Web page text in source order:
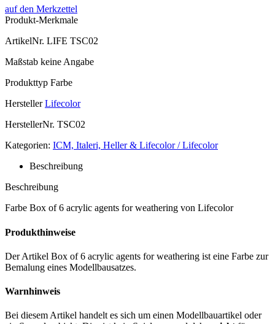
auf den Merkzettel
Produkt-Merkmale
ArtikelNr. LIFE TSC02
Maßstab keine Angabe
Produkttyp Farbe
Hersteller Lifecolor
HerstellerNr. TSC02
Kategorien: ICM, Italeri, Heller & Lifecolor / Lifecolor
Beschreibung
Beschreibung
Farbe Box of 6 acrylic agents for weathering von Lifecolor
Produkthinweise
Der Artikel Box of 6 acrylic agents for weathering ist eine Farbe zur
Bemalung eines Modellbausatzes.
Warnhinweis
Bei diesem Artikel handelt es sich um einen Modellbauartikel oder